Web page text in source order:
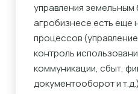
управления земельным
агробизнесе есть еще
процессов
контроль
коммуникации, сбыт,
документооборот и